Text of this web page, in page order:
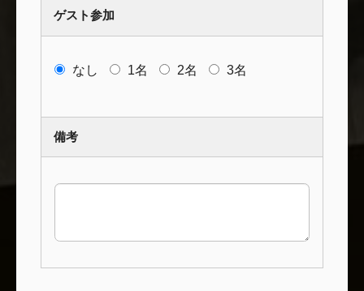
ゲスト参加
なし 1名 2名 3名
備考